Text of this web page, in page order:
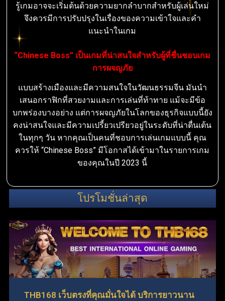
รู้เกมอาจจะเริ่มต้นด้วยความยากลำบากสำหรับผู้เล่นใหม่
จึงควรมีการปรับปรุงในเรื่องของความเข้าใจและคำ
แนะนำในเกม
“Chinese Boss” เป็นเกมที่น่าสนใจสำหรับผู้ที่ชื่นชอบเกม
การผจญภัย
แบบสร้างเมืองและมีความสนใจในวัฒนธรรมจีน มันนำ
เสนอกราฟิกที่สวยงามและการเล่นที่ท้าทาย แม้จะมีข้อ
บกพร่องบางอย่าง แต่การผจญภัยในโลกของธุรกิจแบบนี้ยัง
คงน่าสนใจและมีความเปรี้ยวเปรียวอยู่ในระดับที่น่าตื่นเต้น
ในทุกๆ วัน หากคุณเป็นคนที่ชอบการเล่นเกมแบบนี้ คุณ
ควรให้ “Chinese Boss” มีโอกาสได้เข้ามาในรายการเกม
ของคุณในปี 2023 นี้
โปรโมชั่นล่าสุด
THB168 เว็บตรงที่คุณมั่นใจได้ บริการยาวนาน